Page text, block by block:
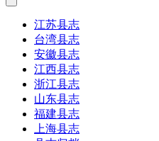
江苏县志
台湾县志
安徽县志
江西县志
浙江县志
山东县志
福建县志
上海县志